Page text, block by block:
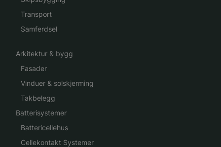
Transport
Samferdsel
Arkitektur & bygg
Fasader
Vinduer & solskjerming
Takbelegg
Batterisystemer
Battericellehus
Cellekontakt Systemer